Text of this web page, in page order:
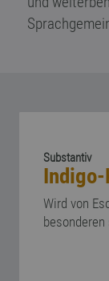
Substantiv
Wird von